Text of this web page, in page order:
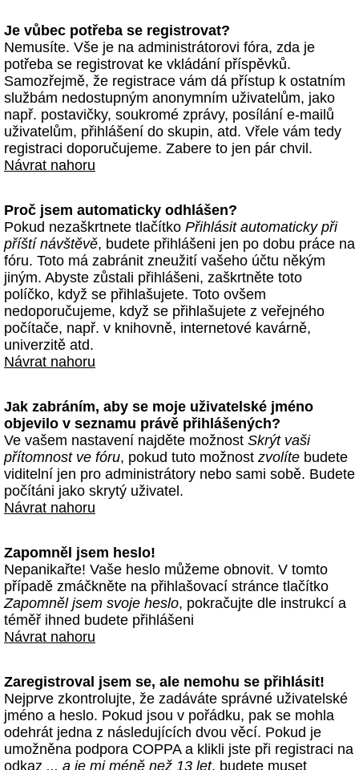
Je vůbec potřeba se registrovat?
Nemusíte. Vše je na administrátorovi fóra, zda je
potřeba se registrovat ke vkládání příspěvků.
Samozřejmě, že registrace vám dá přístup k ostatním
službám nedostupným anonymním uživatelům, jako
např. postavičky, soukromé zprávy, posílání e-mailů
uživatelům, přihlášení do skupin, atd. Vřele vám tedy
registraci doporučujeme. Zabere to jen pár chvil.
Návrat nahoru
Proč jsem automaticky odhlášen?
Pokud nezaškrtnete tlačítko Přihlásit automaticky při
příští návštěvě, budete přihlášeni jen po dobu práce na
fóru. Toto má zabránit zneužití vašeho účtu někým
jiným. Abyste zůstali přihlášeni, zaškrtněte toto
políčko, když se přihlašujete. Toto ovšem
nedoporučujeme, když se přihlašujete z veřejného
počítače, např. v knihovně, internetové kavárně,
univerzitě atd.
Návrat nahoru
Jak zabráním, aby se moje uživatelské jméno
objevilo v seznamu právě přihlášených?
Ve vašem nastavení najděte možnost Skrýt vaši
přítomnost ve fóru, pokud tuto možnost zvolíte budete
viditelní jen pro administrátory nebo sami sobě. Budete
počítáni jako skrytý uživatel.
Návrat nahoru
Zapomněl jsem heslo!
Nepanikařte! Vaše heslo můžeme obnovit. V tomto
případě zmáčkněte na přihlašovací stránce tlačítko
Zapomněl jsem svoje heslo, pokračujte dle instrukcí a
téměř ihned budete přihlášeni
Návrat nahoru
Zaregistroval jsem se, ale nemohu se přihlásit!
Nejprve zkontrolujte, že zadáváte správné uživatelské
jméno a heslo. Pokud jsou v pořádku, pak se mohla
odehrát jedna z následujících dvou věcí. Pokud je
umožněna podpora COPPA a klikli jste při registraci na
odkaz ... a je mi méně než 13 let, budete muset